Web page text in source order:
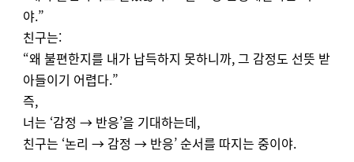
야.”
친구는:
“왜 불편한지를 내가 납득하지 못하니까, 그 감정도 선뜻 받
아들이기 어렵다.”
즉,
너는 ‘감정 → 반응’을 기대하는데,
친구는 ‘논리 → 감정 → 반응’ 순서를 따지는 중이야.